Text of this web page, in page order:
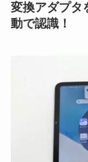
変換アダプタ
動で認識！